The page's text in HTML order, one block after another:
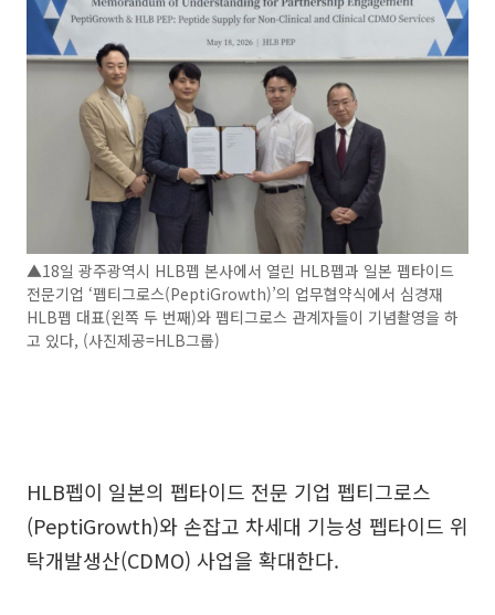
▲18일 광주광역시 HLB펩 본사에서 열린 HLB펩과 일본 펩타이드
전문기업 ‘펩티그로스(PeptiGrowth)’의 업무협약식에서 심경재
HLB펩 대표(왼쪽 두 번째)와 펩티그로스 관계자들이 기념촬영을 하
고 있다, (사진제공=HLB그룹)
HLB펩이 일본의 펩타이드 전문 기업 펩티그로스
(PeptiGrowth)와 손잡고 차세대 기능성 펩타이드 위
탁개발생산(CDMO) 사업을 확대한다.